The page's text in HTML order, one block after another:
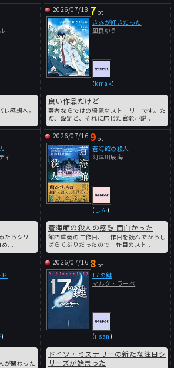
感想へ。
ー
2026/07/18 7 pt
(kmak)
良い作品だけど
著者ならではの綺麗なストーリーです。た
だ、設定と、それに応じた官能小説...
きみが好きだった
凪良ゆう
たらシリー
め...
ー
ィ
2026/07/16 9 pt
( しん)
蒼海館の殺人の感想 面白かった
館四重奏の二作目、一作目を読んでからし
ばらくぶりだったので一作目のスト...
蒼海館の殺人
阿津川辰海
)
が関わった
2026/07/16 8 pt
(iisan )
ドイツ・ミステリーの新たな注目シ
リーズが始まった
17の鍵
マルク・ラーベ